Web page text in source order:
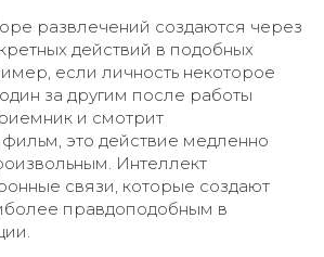
развлечений создаются через
действий в подобных
если личность некоторое
за другим после работы
и смотрит
это действие медленно
Интеллект
связи, которые создают
правдоподобным в